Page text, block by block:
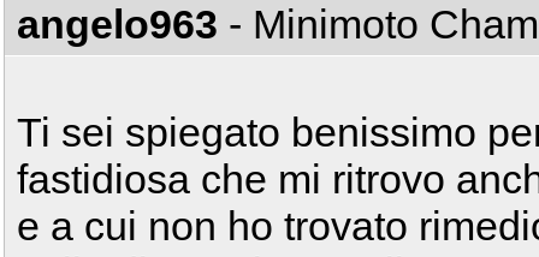
angelo963 - Minimoto
Ti sei spiegato benissimo
fastidiosa che mi ritrovo
e a cui non ho trovato